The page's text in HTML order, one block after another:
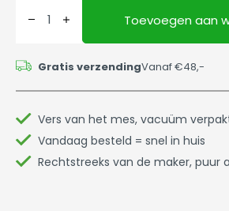
Toevoegen aan
Gratis verzendingVanaf €48,-
Vers van het mes, vacuüm
Vandaag besteld = snel in huis
Rechtstreeks van de maker, puur